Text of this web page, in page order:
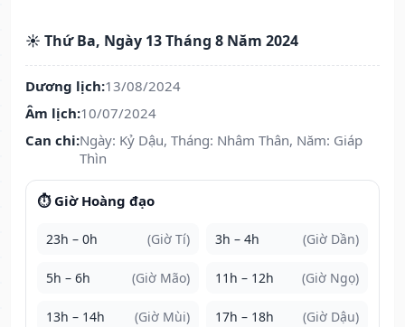
☀️ Thứ Ba, Ngày 13 Tháng 8 Năm 2024
Dương lịch:13/08/2024
Âm lịch:10/07/2024
Can chi:Ngày: Kỷ Dậu, Tháng: Nhâm Thân, Năm: Giáp
Thìn
⏱️ Giờ Hoàng đạo
23h – 0h (Giờ Tí) 3h – 4h (Giờ Dần)
5h – 6h (Giờ Mão) 11h – 12h (Giờ Ngọ)
13h – 14h (Giờ Mùi) 17h – 18h (Giờ Dậu)